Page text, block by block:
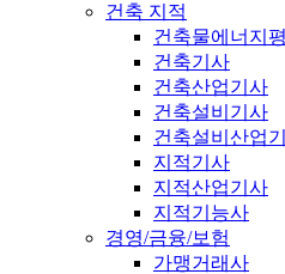
건축 지적
건축물에너지
건축기사
건축산업기사
건축설비기사
건축설비산업
지적기사
지적산업기사
지적기능사
경영/금융/보험
가맹거래사